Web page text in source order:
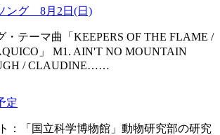
ング 8月2日(日)
・テーマ曲「KEEPERS OF THE FLAME /
」 M1. AIN'T NO MOUNTAIN
/ CLAUDINE……
定
：「国立科学博物館」動物研究部の研究